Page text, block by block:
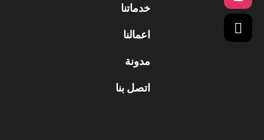
خدماتنا
اعمالنا
مدونة
اتصل بنا